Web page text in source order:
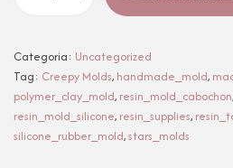
Categoria: Uncategorized
Tag: Creepy Molds, handmade_mold,
polymer_clay_mold, resin_mold_cabochon,
resin_mold_silicone, resin_supplies,
silicone_rubber_mold,stars_molds